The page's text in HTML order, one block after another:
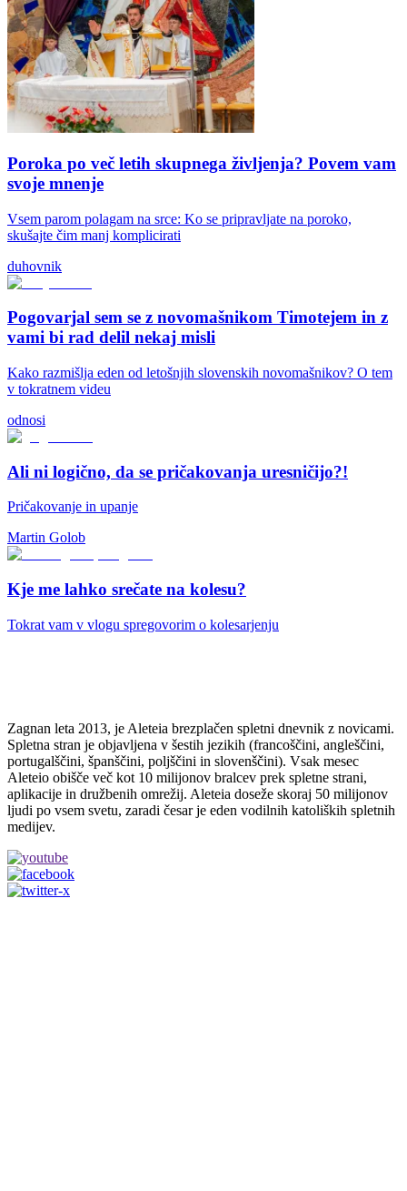
Poroka po več letih skupnega življenja? Povem vam
svoje mnenje
Vsem parom polagam na srce: Ko se pripravljate na poroko,
skušajte čim manj komplicirati
duhovnik
Pogovarjal sem se z novomašnikom Timotejem in z
vami bi rad delil nekaj misli
Kako razmišlja eden od letošnjih slovenskih novomašnikov? O tem
v tokratnem videu
odnosi
Ali ni logično, da se pričakovanja uresničijo?!
Pričakovanje in upanje
Martin Golob
Kje me lahko srečate na kolesu?
Tokrat vam v vlogu spregovorim o kolesarjenju
Zagnan leta 2013, je Aleteia brezplačen spletni dnevnik z novicami.
Spletna stran je objavljena v šestih jezikih (francoščini, angleščini,
portugalščini, španščini, poljščini in slovenščini). Vsak mesec
Aleteio obišče več kot 10 milijonov bralcev prek spletne strani,
aplikacije in družbenih omrežij. Aleteia doseže skoraj 50 milijonov
ljudi po vsem svetu, zaradi česar je eden vodilnih katoliških spletnih
medijev.